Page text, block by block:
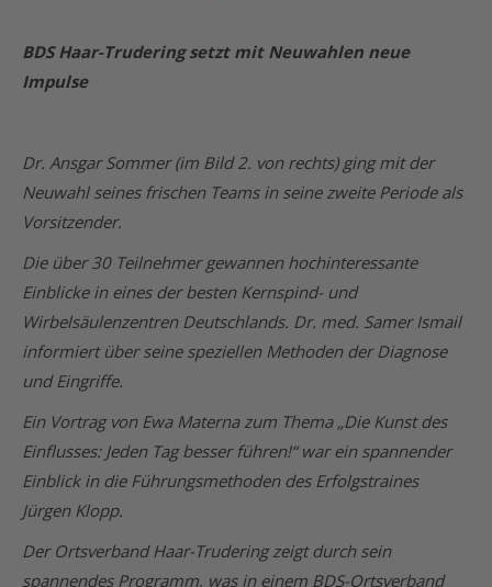
BDS Haar-Trudering setzt mit Neuwahlen neue
Impulse
Dr. Ansgar Sommer (im Bild 2. von rechts) ging mit der
Neuwahl seines frischen Teams in seine zweite Periode als
Vorsitzender.
Die über 30 Teilnehmer gewannen hochinteressante
Einblicke in eines der besten Kernspind- und
Wirbelsäulenzentren Deutschlands. Dr. med. Samer Ismail
informiert über seine speziellen Methoden der Diagnose
und Eingriffe.
Ein Vortrag von Ewa Materna zum Thema „Die Kunst des
Einflusses: Jeden Tag besser führen!“ war ein spannender
Einblick in die Führungsmethoden des Erfolgstraines
Jürgen Klopp.
Der Ortsverband Haar-Trudering zeigt durch sein
spannendes Programm, was in einem BDS-Ortsverband